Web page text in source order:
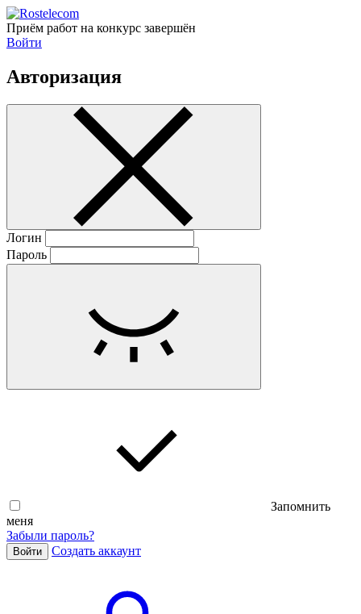
Приём работ на конкурс завершён
Войти
Авторизация
Логин
Пароль
Запомнить
меня
Забыли пароль?
Войти Cоздать аккаунт